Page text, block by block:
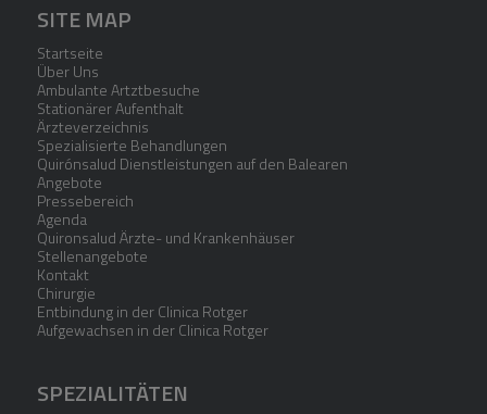
SITE MAP
Startseite
Über Uns
Ambulante Artztbesuche
Stationärer Aufenthalt
Ärzteverzeichnis
Spezialisierte Behandlungen
Quirónsalud Dienstleistungen auf den Balearen
Angebote
Pressebereich
Agenda
Quironsalud Ärzte- und Krankenhäuser
Stellenangebote
Kontakt
Chirurgie
Entbindung in der Clinica Rotger
Aufgewachsen in der Clinica Rotger
SPEZIALITÄTEN